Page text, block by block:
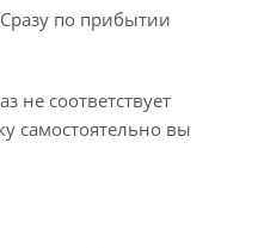
по прибытии
не соответствует
самостоятельно вы